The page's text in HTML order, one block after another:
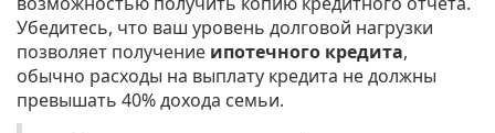
Убедитесь, что ваш уровень долговой нагрузки
позволяет получение ипотечного кредита,
обычно расходы на выплату кредита не должны
превышать 40% дохода семьи.